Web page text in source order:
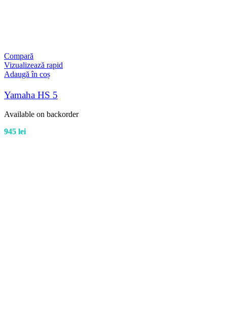
Compară
Vizualizează rapid
Adaugă în coș
Yamaha HS 5
Available on backorder
945 lei